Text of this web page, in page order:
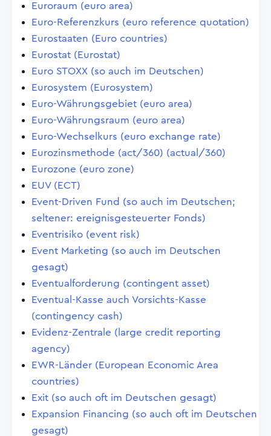
Euroraum (euro area)
Euro-Referenzkurs (euro reference quotation)
Eurostaaten (Euro countries)
Eurostat (Eurostat)
Euro STOXX (so auch im Deutschen)
Eurosystem (Eurosystem)
Euro-Währungsgebiet (euro area)
Euro-Währungsraum (euro area)
Euro-Wechselkurs (euro exchange rate)
Eurozinsmethode (act/360) (actual/360)
Eurozone (euro zone)
EUV (ECT)
Event-Driven Fund (so auch im Deutschen;
seltener: ereignisgesteuerter Fonds)
Eventrisiko (event risk)
Event Marketing (so auch im Deutschen
gesagt)
Eventualforderung (contingent asset)
Eventual-Kasse auch Vorsichts-Kasse
(contingency cash)
Evidenz-Zentrale (large credit reporting
agency)
EWR-Länder (European Economic Area
countries)
Exit (so auch oft im Deutschen gesagt)
Expansion Financing (so auch oft im Deutschen
gesagt)